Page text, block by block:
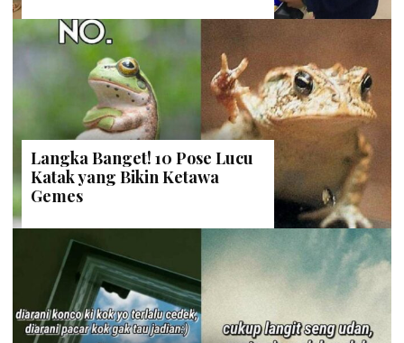
Langka Banget! 10 Pose Lucu
Katak yang Bikin Ketawa
Gemes